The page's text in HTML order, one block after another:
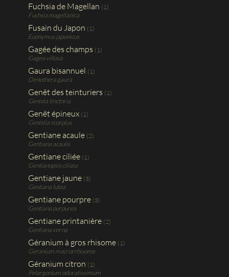
Fuchsia de Magellan (1)
Fuchsia magellanica
Fusain du Japon (1)
Euonymus japonicus
Gagée des champs (1)
Gagea villosa
Gaura bisannuel (1)
Oenothera gaura
Genêt des teinturiers (1)
Genista tinctoria
Genêt épineux (1)
Genistia scorpius
Gentiane acaule (2)
Gentiana acaulis
Gentiane ciliée (1)
Gentianopsis ciliata
Gentiane jaune (3)
Gentiana lutea
Gentiane pourpre (3)
Gentiana purpurea
Gentiane printanière (2)
Gentiana verna
Géranium à gros rhisome (1)
Geranium macrorrhisome
Géranium citron (1)
Pelargonium odoratissimum